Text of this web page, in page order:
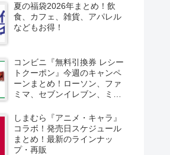
夏の福袋2026年まとめ！飲
食、カフェ、雑貨、アパレル
などもお得！
コンビニ『無料引換券 レシー
トクーポン』今週のキャンペ
ーンまとめ！ローソン、ファ
ミマ、セブンイレブン、ミニ
しまむら『アニメ・キャラ』
コラボ！発売日スケジュール
まとめ！最新のラインナッ
プ・再販